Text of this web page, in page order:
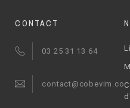
CONTACT
03 25 31 13 64